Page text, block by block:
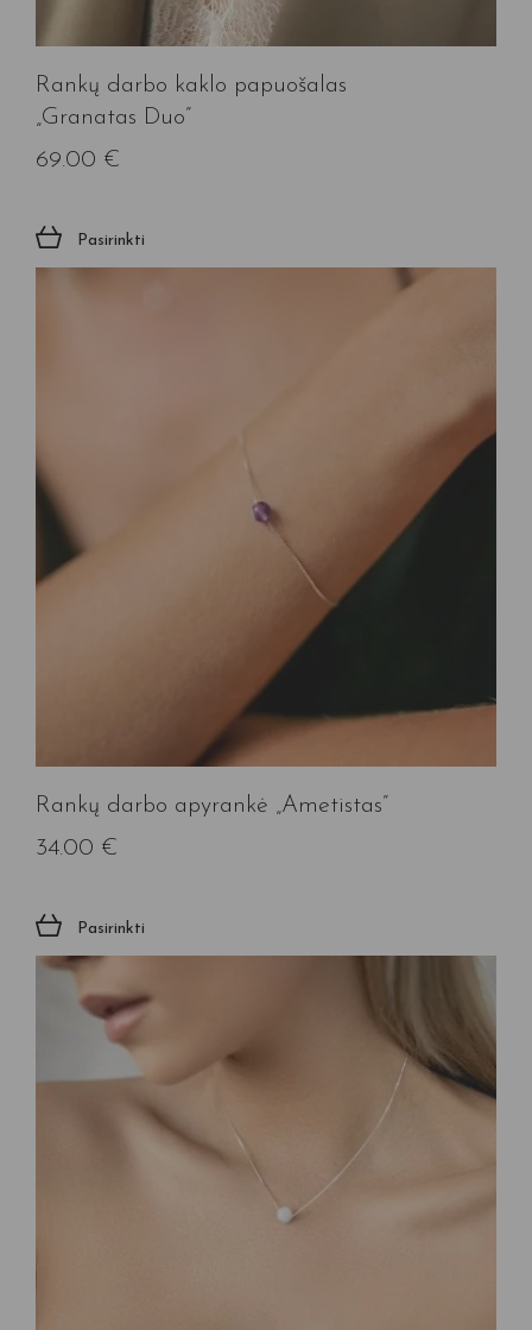
Rankų darbo kaklo papuošalas
„Granatas Duo”
69.00 €
Pasirinkti
Rankų darbo apyrankė „Ametistas”
34.00 €
Pasirinkti